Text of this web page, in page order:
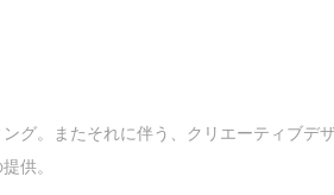
グ。またそれに伴う、クリエーティブデ
供。